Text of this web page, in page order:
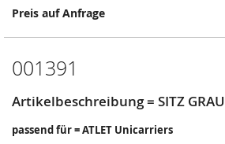
Preis auf Anfrage
001391
Artikelbeschreibung = SITZ GRAU
passend für = ATLET Unicarriers
Springe
Anfang
Bildergalerie